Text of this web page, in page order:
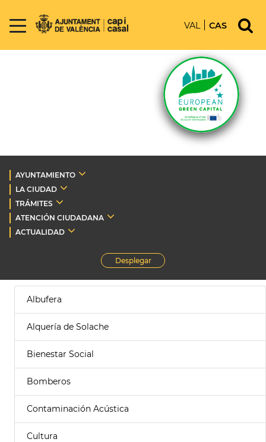
VAL CAS
AYUNTAMIENTO
LA CIUDAD
TRÁMITES
ATENCIÓN CIUDADANA
ACTUALIDAD
Desplegar
Albufera
Alquería de Solache
Bienestar Social
Bomberos
Contaminación Acústica
Cultura